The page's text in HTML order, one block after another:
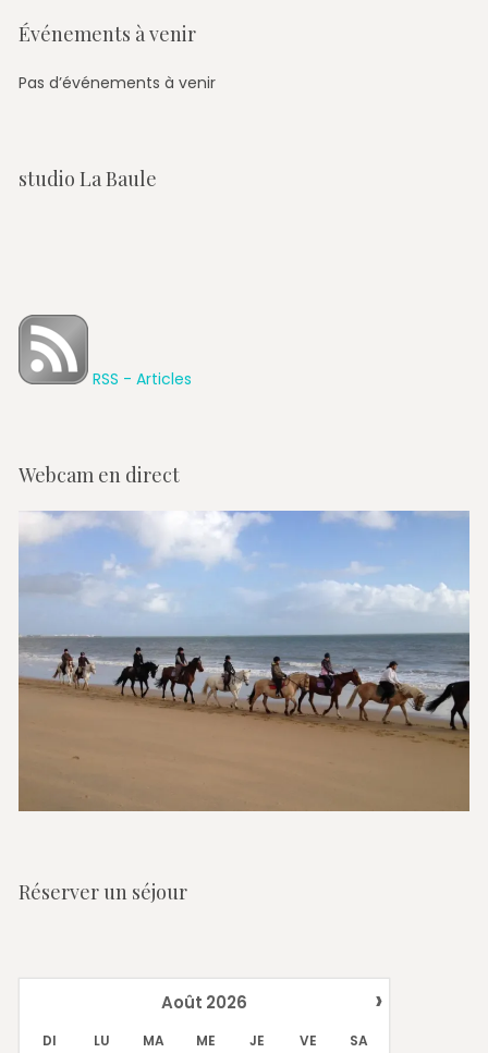
Événements à venir
Pas d’événements à venir
studio La Baule
RSS - Articles
Webcam en direct
Réserver un séjour
›
Août 2026
DI LU MA ME JE VE
SA